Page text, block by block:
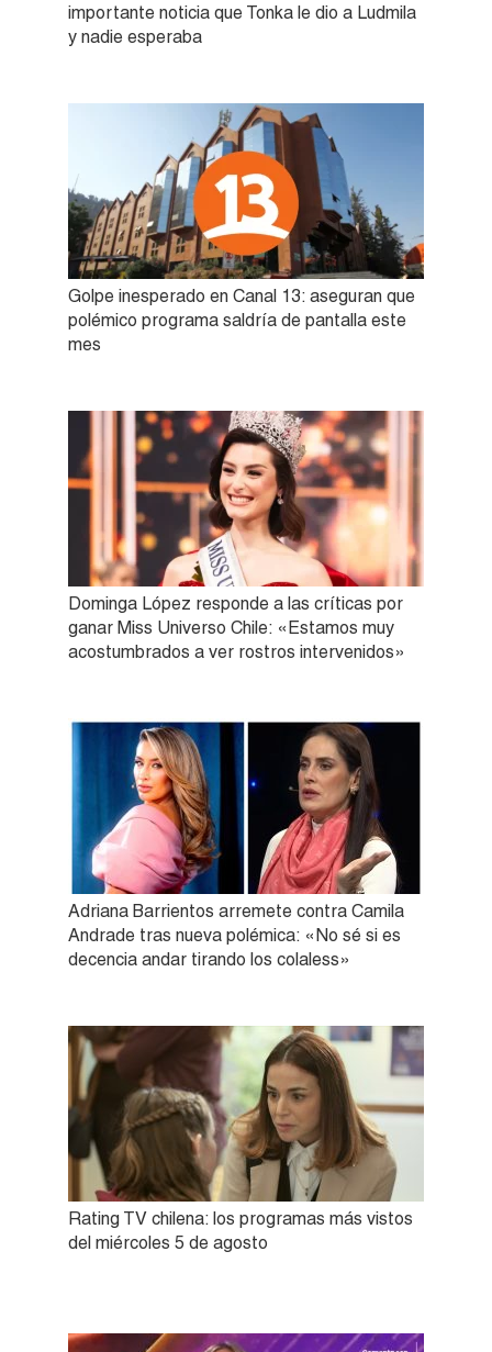
importante noticia que Tonka le dio a Ludmila
y nadie esperaba
Golpe inesperado en Canal 13: aseguran que
polémico programa saldría de pantalla este
mes
Dominga López responde a las críticas por
ganar Miss Universo Chile: «Estamos muy
acostumbrados a ver rostros intervenidos»
Adriana Barrientos arremete contra Camila
Andrade tras nueva polémica: «No sé si es
decencia andar tirando los colaless»
Rating TV chilena: los programas más vistos
del miércoles 5 de agosto